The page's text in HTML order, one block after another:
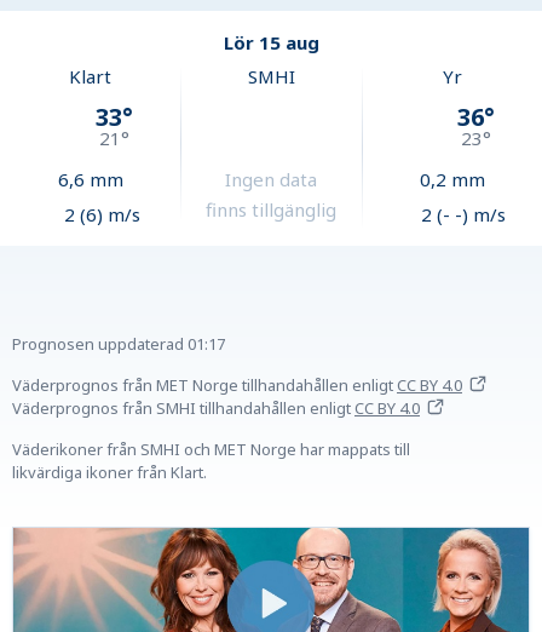
Lör 15 aug
Klart
33°
21°
6,6 mm
2 (6) m/s
SMHI
Ingen data
finns tillgänglig
Yr
36°
23°
0,2 mm
2 (- -) m/s
Prognosen uppdaterad 01:17
Väderprognos från MET Norge tillhandahållen enligtCC BY 4.0
Väderprognos från SMHI tillhandahållen enligtCC BY 4.0
Väderikoner från SMHI och MET Norge har mappats till
likvärdiga ikoner från Klart.